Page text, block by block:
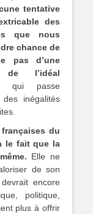
tentative
des
que nous
chance de
pas d’une
de l’idéal
qui passe
des inégalités
du
le fait que la
Elle ne
de son
encore
politique,
plus à offrir